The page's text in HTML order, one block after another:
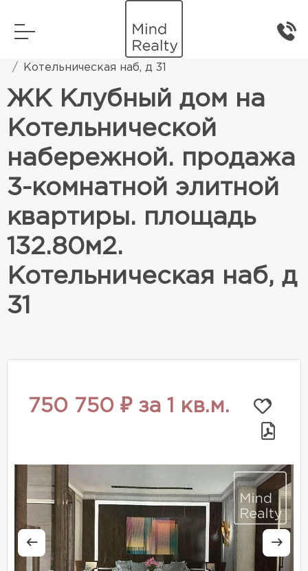
Элитная жилая недвижимость
Котельническая наб, д 31
ЖК Клубный дом на
Котельнической
набережной. продажа
3-комнатной элитной
квартиры. площадь
132.80м2.
Котельническая наб, д
31
750 750 ₽ за 1 кв.м.